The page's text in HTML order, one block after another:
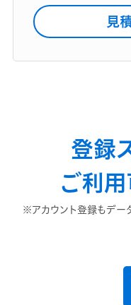
見
登録
ご利
※アカウント登録もデー